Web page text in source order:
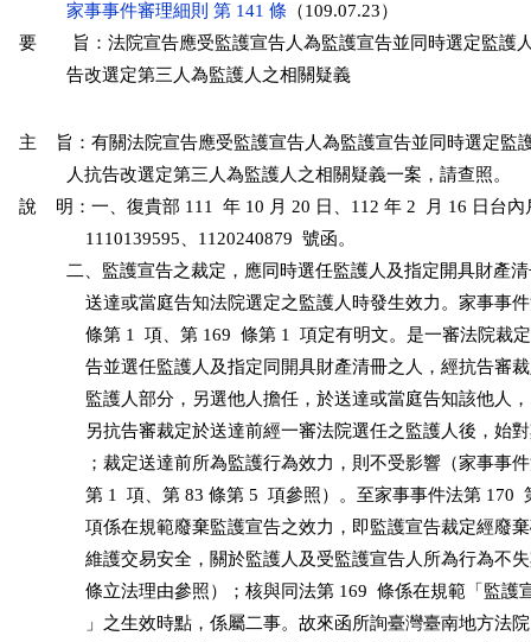
家事事件審理細則 第 141 條 （109.07.23）
要　　旨：法院宣告應受監護宣告人為監護宣告並同時選定監護
          告改選定第三人為監護人之相關疑義
主    旨：有關法院宣告應受監護宣告人為監護宣告並同時選定監
          人抗告改選定第三人為監護人之相關疑義一案，請查照。
說    明：一、復貴部 111  年 10 月 20 日、112 年 2  月 16 日台內
              1110139595、1120240879  號函。
二、監護宣告之裁定，應同時選任監護人及指定開具財產
送達或當庭告知法院選定之監護人時發生效力。家事事
條第 1  項、第 169  條第 1  項定有明文。是一審法院裁
告並選任監護人及指定同開具財產清冊之人，經抗告審
監護人部分，另選他人擔任，於送達或當庭告知該他人
另抗告審裁定於送達前經一審法院選任之監護人後，始
；裁定送達前所為監護行為效力，則不受影響（家事事
第 1  項、第 83 條第 5  項參照）。至家事事件法第 170
項係在規範廢棄監護宣告之效力，即監護宣告裁定經廢
維護交易安全，關於監護人及受監護宣告人所為行為不
條立法理由參照）；核與同法第 169  條係在規範「監
」之生效時點，係屬二事。故來函所詢臺灣臺南地方法院